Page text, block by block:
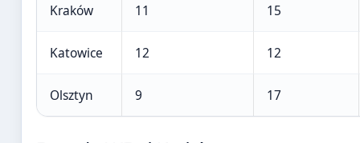
Kraków 11 15
Katowice 12 12
Olsztyn 9 17